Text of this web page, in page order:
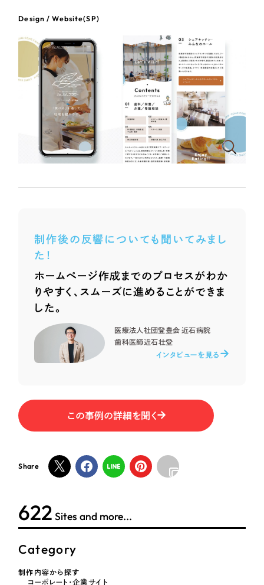
求人・採用サイト
ECサイト（オンラインショップ） （43件）
ポータルサイト・メディアサイト （39件）
LP（ランディングページ） （28件）
キャンペーン・プロモーションサイト （12件）
ブランディング（ロゴ・印刷物） （90件）
その他 （1件）
その他サービス業
物流・運送
NPO・一般社団法人
人材サービス
その他
グレー・黒色
オレンジ・橙色
グリーン・緑色
ピンク・桃色
カラフル・多色
その他
622 Sites and more...
Category
制作内容から探す
コーポレート・企業サイト
Design / Website(SP)
制作後の反響についても聞いてみまし
た！
ホームページ作成までのプロセスがわか
りやすく、スムーズに進めることができま
した。
医療法人社団登豊会 近石病院
歯科医師近石壮登
インタビューを見る
この事例の詳細を聞く
Share